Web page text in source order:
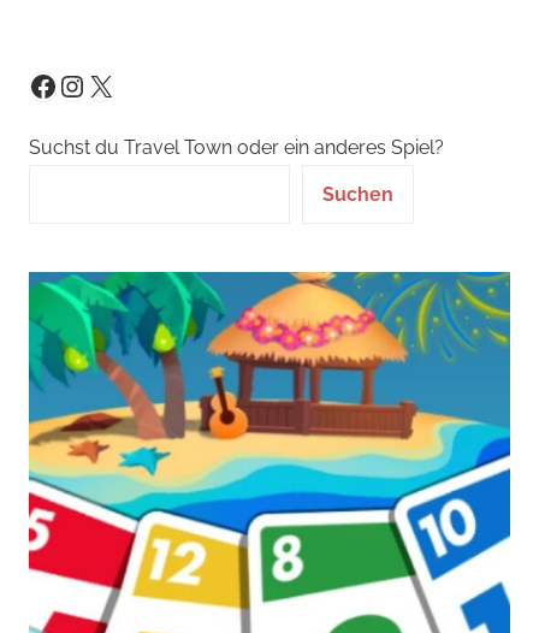
Facebook
Instagram
X
Suchst du Travel Town oder ein anderes Spiel?
Suchen